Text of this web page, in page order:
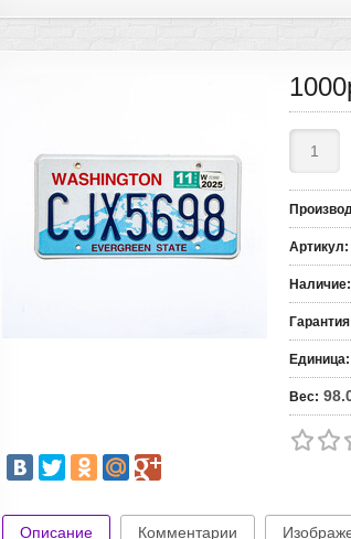
Артикул:
Наличие:
Гарантия
Единица:
Вес:
Описание Комментарии